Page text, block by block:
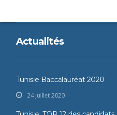
Actualités
Tunisie Baccalauréat 2020
24 juillet 2020